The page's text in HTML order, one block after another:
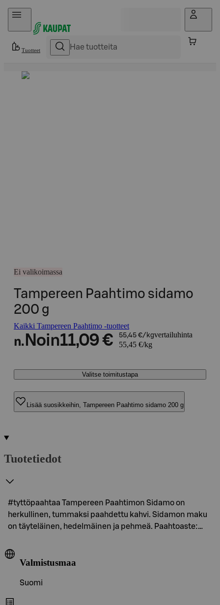
Hyppää sisältöön
Tuotteet
Ei valikoimassa
Tampereen Paahtimo sidamo
200 g
Kaikki Tampereen Paahtimo -tuotteet
n. Noin11,09 € 55,45 €/kgvertailuhinta
55,45 €/kg
Valitse toimitustapa
Lisää suosikkeihin, Tampereen Paahtimo sidamo 200 g
Tuotetiedot
#tyttöpaahtaa Tampereen Paahtimon Sidamo on
herkullinen, tummaksi paahdettu kahvi. Sidamon maku
on täyteläinen, hedelmäinen ja pehmeä. Paahtoaste:…
Valmistusmaa
Suomi